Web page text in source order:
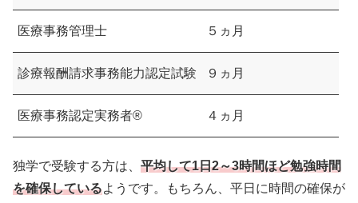
医療事務管理士 ５ヵ月
診療報酬請求事務能力認定試験 ９ヵ月
医療事務認定実務者® ４ヵ月
独学で受験する方は、 平均して1日2～3時間ほど勉強時間
を確保しているようです。もちろん、平日に時間の確保が